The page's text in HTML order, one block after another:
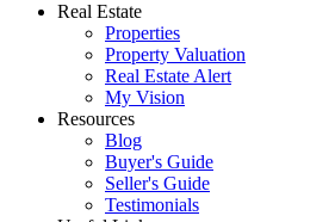
Real Estate
Properties
Property Valuation
Real Estate Alert
My Vision
Resources
Blog
Buyer's Guide
Seller's Guide
Testimonials